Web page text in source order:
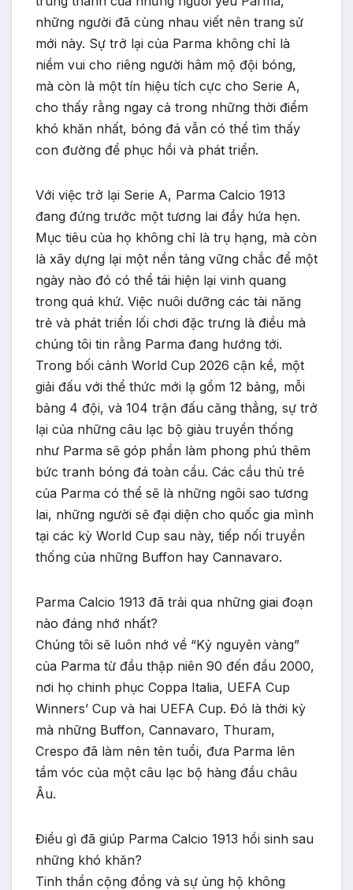
những người đã cùng nhau viết nên trang sử
mới này. Sự trở lại của Parma không chỉ là
niềm vui cho riêng người hâm mộ đội bóng,
mà còn là một tín hiệu tích cực cho Serie A,
cho thấy rằng ngay cả trong những thời điểm
khó khăn nhất, bóng đá vẫn có thể tìm thấy
con đường để phục hồi và phát triển.
Với việc trở lại Serie A, Parma Calcio 1913
đang đứng trước một tương lai đầy hứa hẹn.
Mục tiêu của họ không chỉ là trụ hạng, mà còn
là xây dựng lại một nền tảng vững chắc để một
ngày nào đó có thể tái hiện lại vinh quang
trong quá khứ. Việc nuôi dưỡng các tài năng
trẻ và phát triển lối chơi đặc trưng là điều mà
chúng tôi tin rằng Parma đang hướng tới.
Trong bối cảnh World Cup 2026 cận kề, một
giải đấu với thể thức mới lạ gồm 12 bảng, mỗi
bảng 4 đội, và 104 trận đấu căng thẳng, sự trở
lại của những câu lạc bộ giàu truyền thống
như Parma sẽ góp phần làm phong phú thêm
bức tranh bóng đá toàn cầu. Các cầu thủ trẻ
của Parma có thể sẽ là những ngôi sao tương
lai, những người sẽ đại diện cho quốc gia mình
tại các kỳ World Cup sau này, tiếp nối truyền
thống của những Buffon hay Cannavaro.
Parma Calcio 1913 đã trải qua những giai đoạn
nào đáng nhớ nhất?
Chúng tôi sẽ luôn nhớ về “Kỷ nguyên vàng”
của Parma từ đầu thập niên 90 đến đầu 2000,
nơi họ chinh phục Coppa Italia, UEFA Cup
Winners’ Cup và hai UEFA Cup. Đó là thời kỳ
mà những Buffon, Cannavaro, Thuram,
Crespo đã làm nên tên tuổi, đưa Parma lên
tầm vóc của một câu lạc bộ hàng đầu châu
Âu.
Điều gì đã giúp Parma Calcio 1913 hồi sinh sau
những khó khăn?
Tinh thần cộng đồng và sự ủng hộ không